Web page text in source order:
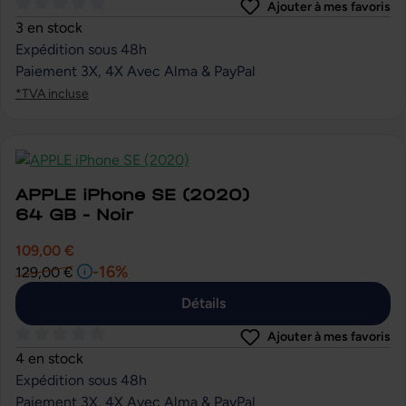
Note moyenne de 0 sur 5 étoiles
Ajouter à mes favoris
3 en stock
Expédition sous 48h
Paiement 3X, 4X Avec Alma & PayPal
*TVA incluse
APPLE iPhone SE (2020)
64 GB - Noir
109,00 €
129,00 €
-16%
Détails
Note moyenne de 0 sur 5 étoiles
Ajouter à mes favoris
4 en stock
Expédition sous 48h
Paiement 3X, 4X Avec Alma & PayPal